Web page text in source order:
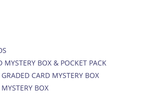
MYSTERY BOX & POCKET PACK
CARD MYSTERY BOX
BOX